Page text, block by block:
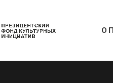
О